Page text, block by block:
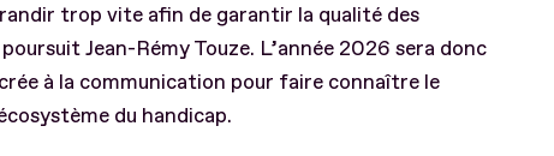
trop vite afin de garantir la qualité des
Jean-Rémy Touze. L’année 2026 sera donc
à la communication pour faire connaître le
du handicap.